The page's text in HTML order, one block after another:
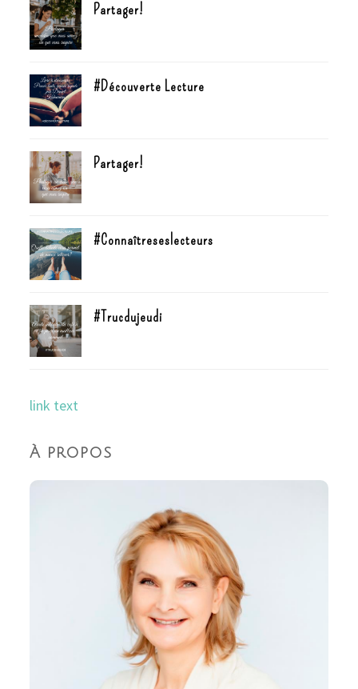
Partager!
#Découverte Lecture
Partager!
#Connaîtreseslecteurs
#Trucdujeudi
link text
À propos